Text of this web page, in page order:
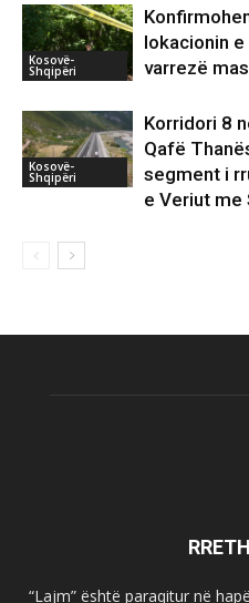
Kosovë-
Shqipëri
lokacionin
varrezë
Kosovë-
Shqipëri
Korridori 8
Qafë
segment i
e Veriut me
“Lajm” është paraqitur në